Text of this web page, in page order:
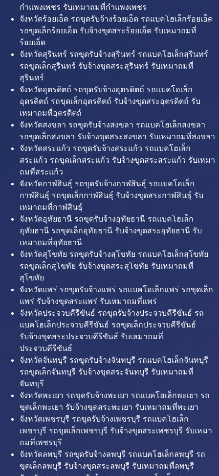
กำแพงเพชร รับเหมาถมที่กำแพงเพชร
จังหวัดร้อยเอ็ด รถขุดรับจ้างร้อยเอ็ด รถแบคโฮเล็กร้อยเอ็ด
รถขุดเล็กร้อยเอ็ด รับจ้างขุดสระร้อยเอ็ด รับเหมาถมที่
ร้อยเอ็ด
จังหวัดสุรินทร์ รถขุดรับจ้างสุรินทร์ รถแบคโฮเล็กสุรินทร์
รถขุดเล็กสุรินทร์ รับจ้างขุดสระสุรินทร์ รับเหมาถมที่
สุรินทร์
จังหวัดอุตรดิตถ์ รถขุดรับจ้างอุตรดิตถ์ รถแบคโฮเล็ก
อุตรดิตถ์ รถขุดเล็กอุตรดิตถ์ รับจ้างขุดสระอุตรดิตถ์ รับ
เหมาถมที่อุตรดิตถ์
จังหวัดสงขลา รถขุดรับจ้างสงขลา รถแบคโฮเล็กสงขลา
รถขุดเล็กสงขลา รับจ้างขุดสระสงขลา รับเหมาถมที่สงขลา
จังหวัดสระแก้ว รถขุดรับจ้างสระแก้ว รถแบคโฮเล็ก
สระแก้ว รถขุดเล็กสระแก้ว รับจ้างขุดสระสระแก้ว รับเหมา
ถมที่สระแก้ว
จังหวัดกาฬสินธุ์ รถขุดรับจ้างกาฬสินธุ์ รถแบคโฮเล็ก
กาฬสินธุ์ รถขุดเล็กกาฬสินธุ์ รับจ้างขุดสระกาฬสินธุ์ รับ
เหมาถมที่กาฬสินธุ์
จังหวัดอุทัยธานี รถขุดรับจ้างอุทัยธานี รถแบคโฮเล็ก
อุทัยธานี รถขุดเล็กอุทัยธานี รับจ้างขุดสระอุทัยธานี รับ
เหมาถมที่อุทัยธานี
จังหวัดสุโขทัย รถขุดรับจ้างสุโขทัย รถแบคโฮเล็กสุโขทัย
รถขุดเล็กสุโขทัย รับจ้างขุดสระสุโขทัย รับเหมาถมที่
สุโขทัย
จังหวัดแพร่ รถขุดรับจ้างแพร่ รถแบคโฮเล็กแพร่ รถขุดเล็ก
แพร่ รับจ้างขุดสระแพร่ รับเหมาถมที่แพร่
จังหวัดประจวบคีรีขันธ์ รถขุดรับจ้างประจวบคีรีขันธ์ รถ
แบคโฮเล็กประจวบคีรีขันธ์ รถขุดเล็กประจวบคีรีขันธ์
รับจ้างขุดสระประจวบคีรีขันธ์ รับเหมาถมที่
ประจวบคีรีขันธ์
จังหวัดจันทบุรี รถขุดรับจ้างจันทบุรี รถแบคโฮเล็กจันทบุรี
รถขุดเล็กจันทบุรี รับจ้างขุดสระจันทบุรี รับเหมาถมที่
จันทบุรี
จังหวัดพะเยา รถขุดรับจ้างพะเยา รถแบคโฮเล็กพะเยา รถ
ขุดเล็กพะเยา รับจ้างขุดสระพะเยา รับเหมาถมที่พะเยา
จังหวัดเพชรบุรี รถขุดรับจ้างเพชรบุรี รถแบคโฮเล็ก
เพชรบุรี รถขุดเล็กเพชรบุรี รับจ้างขุดสระเพชรบุรี รับเหมา
ถมที่เพชรบุรี
จังหวัดลพบุรี รถขุดรับจ้างลพบุรี รถแบคโฮเล็กลพบุรี รถ
ขุดเล็กลพบุรี รับจ้างขุดสระลพบุรี รับเหมาถมที่ลพบุรี